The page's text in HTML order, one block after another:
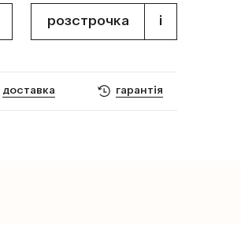
розстрочка i
доставка гарантія